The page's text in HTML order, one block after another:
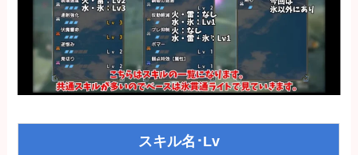
スキル名･Lv